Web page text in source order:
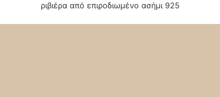
ριβιέρα από επιροδιωμένο ασήμι 925